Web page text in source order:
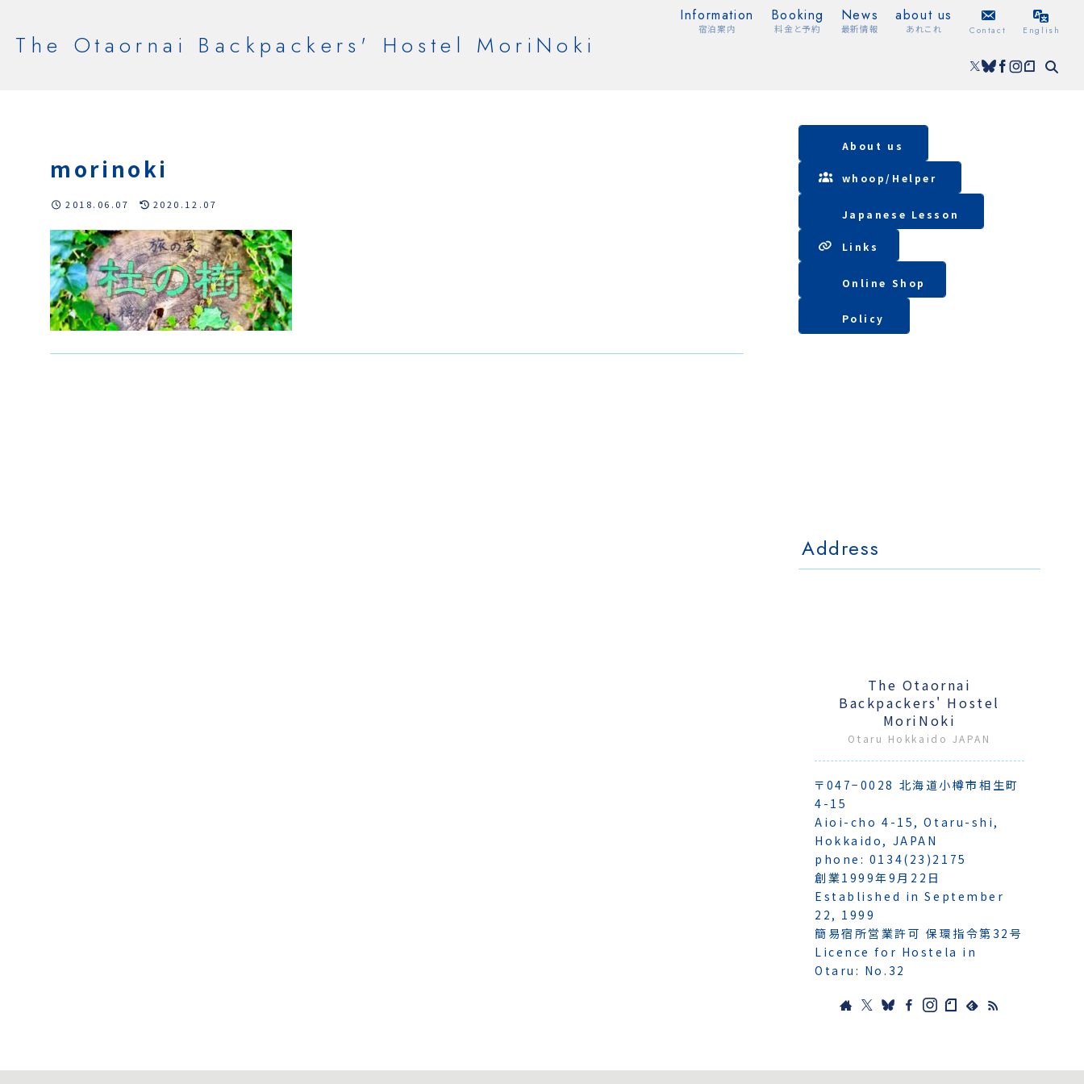
The Otaornai Backpackers' Hostel MoriNoki
Information
宿泊案内
Booking
料金と予約
News
最新情報
about us
あれこれ Contact English
morinoki
2018.06.07 2020.12.07
About us
whoop/ Helper
Japanese Lesson
Lin ks
Online Shop
Policy
Address
The Otaornai
Backpackers' Hostel
MoriNoki
Otaru Hokkaido JAPAN
〒047−0028 北海道小樽市相生町
4-15
Aioi-cho 4-15, Otaru-shi,
Hokkaido, JAPAN
phone: 0134(23)2175
創業1999年9月22日
Established in September
22, 1999
簡易宿所営業許可 保環指令第32号
Licence for Hostela in
Otaru: No.32